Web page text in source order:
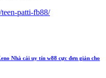
patti-fb88/
Nhà cái uy tín w88 cực đơn giản cho